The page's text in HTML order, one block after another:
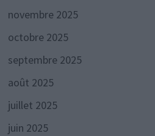
novembre 2025
octobre 2025
septembre 2025
août 2025
juillet 2025
juin 2025